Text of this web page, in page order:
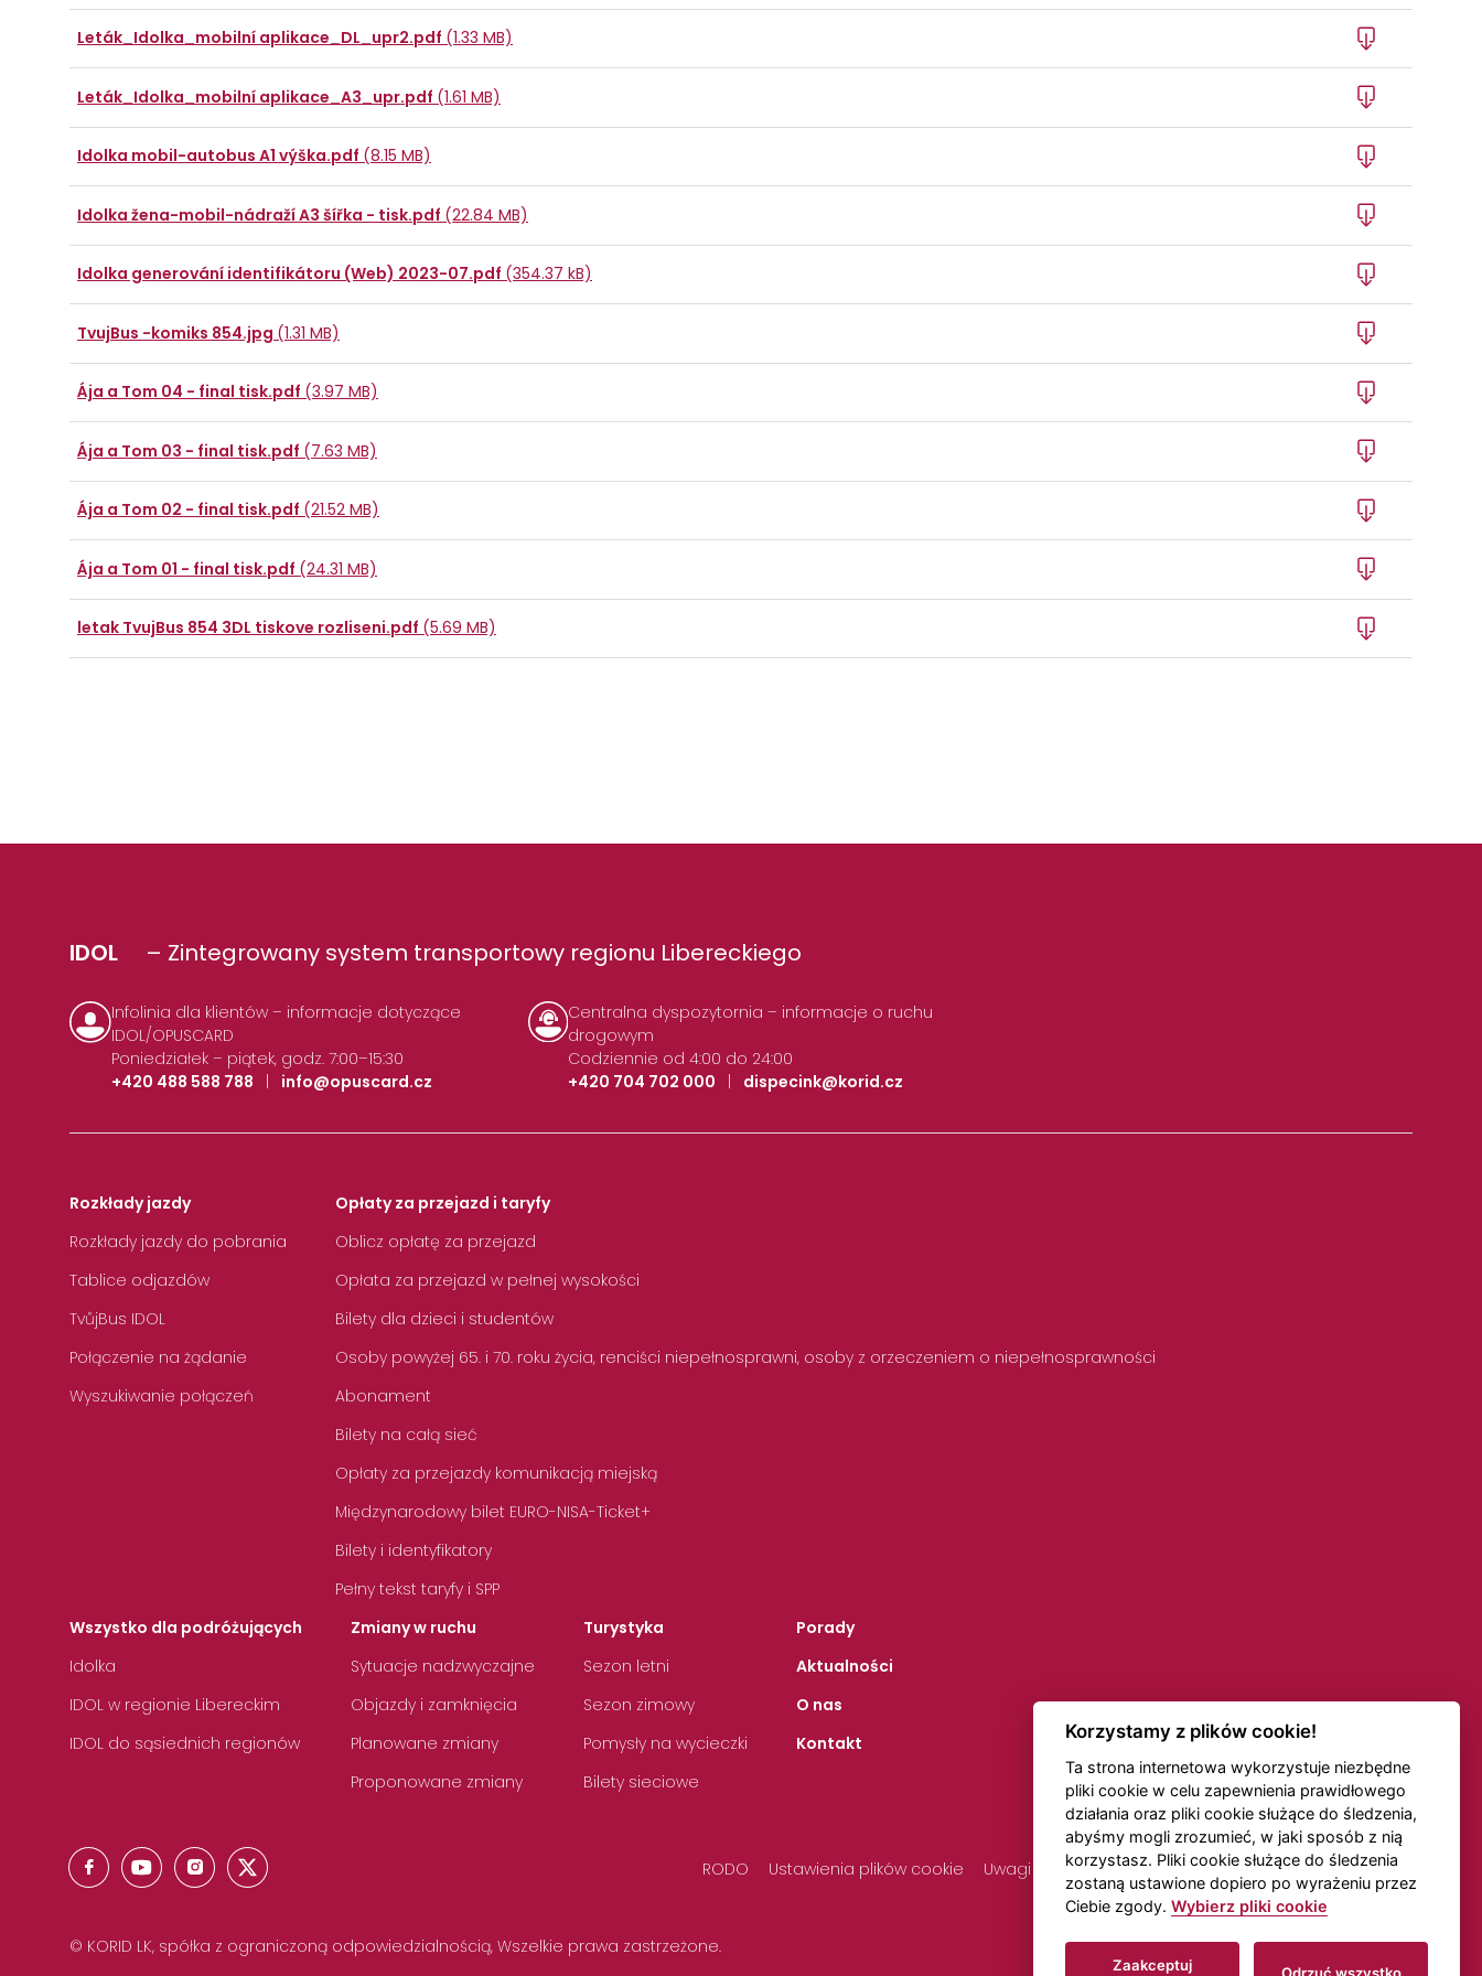
Leták_Idolka_mobilní aplikace_DL_upr2.pdf (1.33 MB)
Leták_Idolka_mobilní aplikace_A3_upr.pdf (1.61 MB)
Idolka mobil-autobus A1 výška.pdf (8.15 MB)
Idolka žena-mobil-nádraží A3 šířka - tisk.pdf (22.84 MB)
Idolka generování identifikátoru (Web) 2023-07.pdf (354.37 kB)
TvujBus -komiks 854.jpg (1.31 MB)
Ája a Tom 04 - final tisk.pdf (3.97 MB)
Ája a Tom 03 - final tisk.pdf (7.63 MB)
Ája a Tom 02 - final tisk.pdf (21.52 MB)
Ája a Tom 01 - final tisk.pdf (24.31 MB)
letak TvujBus 854 3DL tiskove rozliseni.pdf (5.69 MB)
IDOL – Zintegrowany system transportowy regionu Libereckiego
Infolinia dla klientów – informacje dotyczące
IDOL/OPUSCARD
Poniedziałek – piątek, godz. 7:00–15:30
+420 488 588 788
info@opuscard.cz
Centralna dyspozytornia – informacje o ruchu
drogowym
Codziennie od 4:00 do 24:00
+420 704 702 000
dispecink@korid.cz
Rozkłady jazdy
Rozkłady jazdy do pobrania
Tablice odjazdów
TvůjBus IDOL
Połączenie na żądanie
Wyszukiwanie połączeń
Opłaty za przejazd i taryfy
Oblicz opłatę za przejazd
Opłata za przejazd w pełnej wysokości
Bilety dla dzieci i studentów
Osoby powyżej 65. i 70. roku życia, renciści niepełnosprawni, osoby z orzeczeniem o niepełnosprawności
Abonament
Bilety na całą sieć
Opłaty za przejazdy komunikacją miejską
Międzynarodowy bilet EURO-NISA-Ticket+
Bilety i identyfikatory
Pełny tekst taryfy i SPP
Wszystko dla podróżujących
Idolka
IDOL w regionie Libereckim
IDOL do sąsiednich regionów
Zmiany w ruchu
Sytuacje nadzwyczajne
Objazdy i zamknięcia
Planowane zmiany
Proponowane zmiany
Turystyka
Sezon letni
Sezon zimowy
Pomysły na wycieczki
Bilety sieciowe
Porady
Aktualności
O nas
Kontakt
RODO Ustawienia plików cookie Uwagi dotyczące rozkładów jazdy Transport online
© KORID LK, spółka z ograniczoną odpowiedzialnością, Wszelkie prawa zastrzeżone. Utworzono wBeneš & Michl
Korzystamy z plików cookie!
Ta strona internetowa wykorzystuje niezbędne
pliki cookie w celu zapewnienia prawidłowego
działania oraz pliki cookie służące do śledzenia,
abyśmy mogli zrozumieć, w jaki sposób z nią
korzystasz. Pliki cookie służące do śledzenia
zostaną ustawione dopiero po wyrażeniu przez
Ciebie zgody. Wybierz pliki cookie
Zaakceptuj